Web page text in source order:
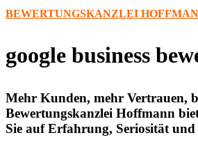
BEWERTUNGSKANZLEI
google business
Mehr Kunden, mehr Vertrauen,
Bewertungskanzlei Hoffmann
Sie auf Erfahrung, Seriosität